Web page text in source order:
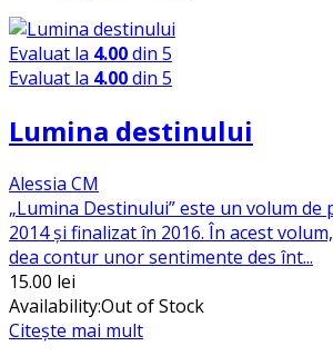
Evaluat la 4.00din 5
Evaluat la 4.00din 5
Lumina destinului
Alessia CM
„Lumina Destinului” este un volum de
2014 și finalizat în 2016. În acest
dea contur unor sentimente des înt...
15.00 lei
Availability:Out of Stock
Citește mai mult